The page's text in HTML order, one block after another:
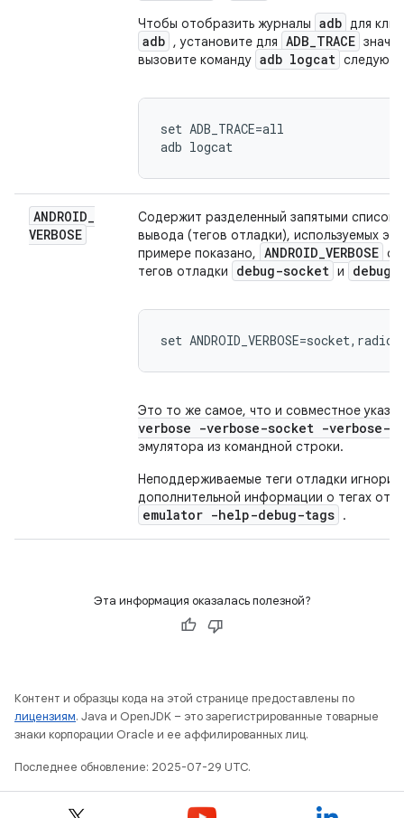
Чтобы отобразить журналы adb для
adb , установите для ADB_TRACE
вызовите команду adb logcat
set ADB_TRACE=all
ANDROID_
VERBOSE
Содержит разделенный запятыми список
вывода (тегов отладки), используемых
примере показано, ANDROID_VERBOSE
тегов отладки
debug-socket и
set ANDROID_VERBOSE=socket,radio
Это то же самое, что и совместное
verbose -verbose-socket -verbose-
эмулятора из командной строки.
Неподдерживаемые теги отладки
дополнительной информации о тегах
emulator -help-debug-tags .
Эта информация оказалась полезной?
Контент и образцы кода на этой странице предоставлены по
лицензиям. Java и OpenJDK – это зарегистрированные товарные
знаки корпорации Oracle и ее аффилированных лиц.
Последнее обновление: 2025-07-29 UTC.